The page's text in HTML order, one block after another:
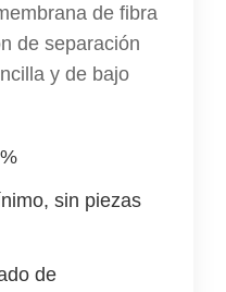
de fibra
de separación
y de bajo
sin piezas
de